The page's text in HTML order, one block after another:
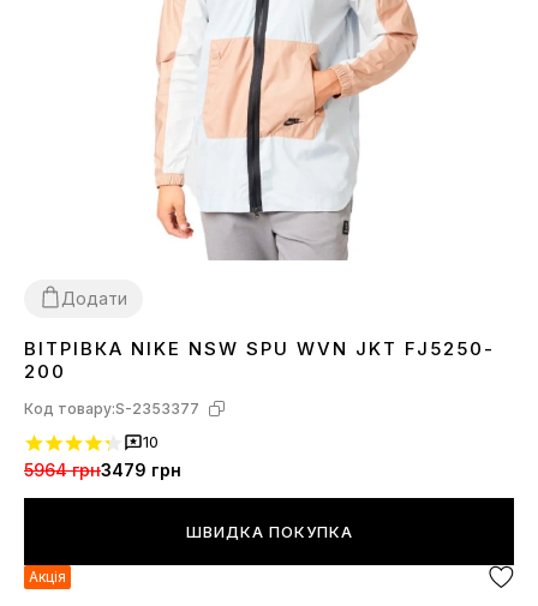
Додати
M LXL
ВІТРІВКА NIKE NSW SPU WVN JKT FJ5250-
200
Код товару:S-2353377
10
5964 грн3479 грн
ШВИДКА ПОКУПКА
Акція